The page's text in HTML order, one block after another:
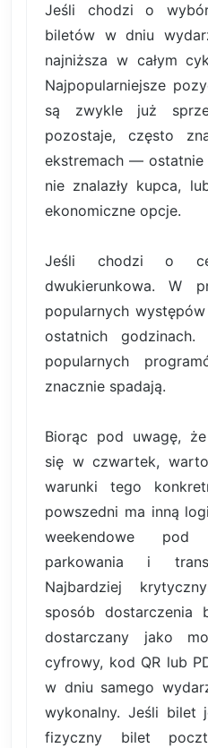
Jeśli chodzi o
biletów w dniu
najniższa w całym
Najpopularniejsze
są zwykle już
pozostaje, często
ekstremach —
nie znalazły kupca,
ekonomiczne opcje.
Jeśli chodzi o
dwukierunkowa. W
popularnych
ostatnich
popularnych
znacznie spadają.
Biorąc pod uwagę,
się w czwartek,
warunki tego
powszedni ma inną
weekendowe pod
parkowania i
Najbardziej
sposób dostarczenia
dostarczany jako
cyfrowy, kod QR lub
w dniu samego
wykonalny. Jeśli bilet
fizyczny bilet